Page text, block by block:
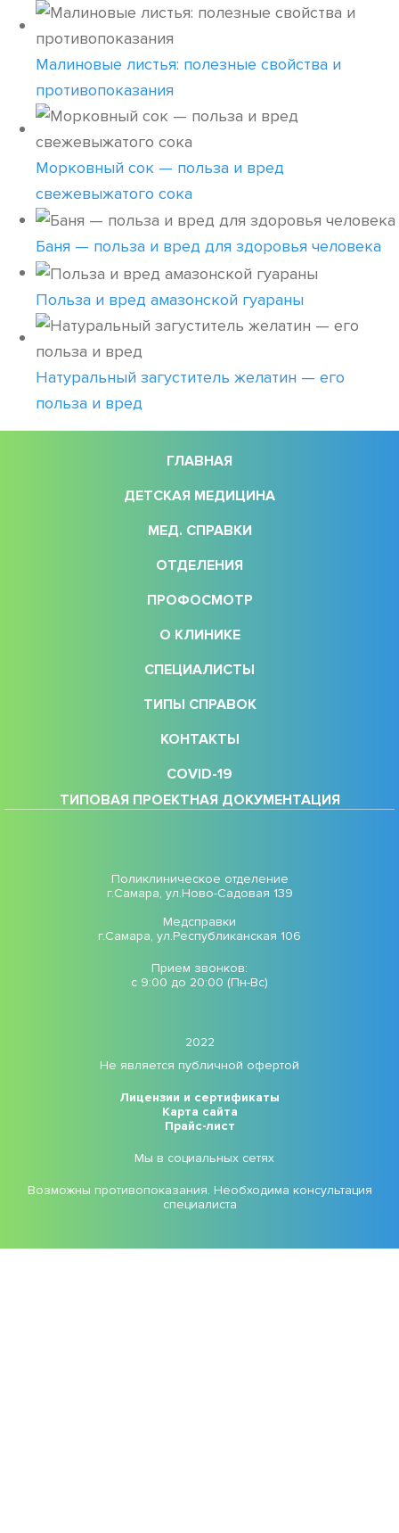
Малиновые листья: полезные свойства и
противопоказания
Морковный сок — польза и вред
свежевыжатого сока
Баня — польза и вред для здоровья человека
Польза и вред амазонской гуараны
Натуральный загуститель желатин — его
польза и вред
ГЛАВНАЯ
ДЕТСКАЯ МЕДИЦИНА
МЕД. СПРАВКИ
ОТДЕЛЕНИЯ
ПРОФОСМОТР
О КЛИНИКЕ
СПЕЦИАЛИСТЫ
ТИПЫ СПРАВОК
КОНТАКТЫ
COVID-19
ТИПОВАЯ ПРОЕКТНАЯ ДОКУМЕНТАЦИЯ
Поликлиническое отделение
г.Самара, ул.Ново-Садовая 139
Медсправки
г.Самара, ул.Республиканская 106
Прием звонков:
с 9:00 до 20:00 (Пн-Вс)
2022
Не является публичной офертой
Лицензии и сертификаты
Карта сайта
Прайс-лист
Мы в социальных сетях
Возможны противопоказания. Необходима консультация
специалиста